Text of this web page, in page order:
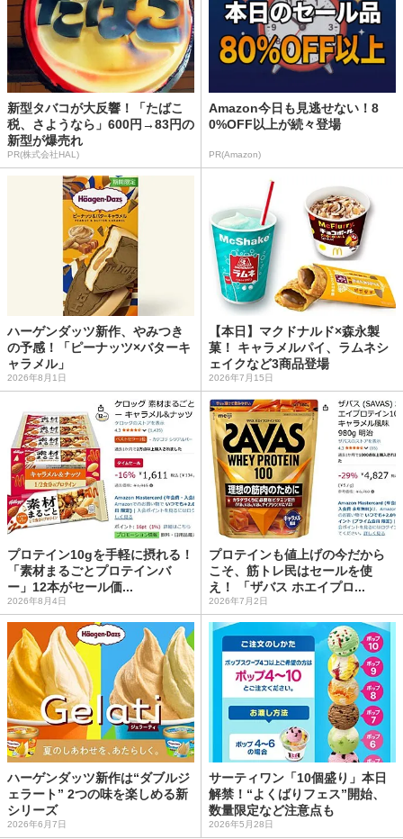
新型タバコが大反響！「たばこ
税、さようなら」600円→83円の
新型が爆売れ
PR(株式会社HAL)
Amazon今日も見逃せない！8
0%OFF以上が続々登場
PR(Amazon)
ハーゲンダッツ新作、やみつき
の予感！「ピーナッツ×バターキ
ャラメル」
2026年8月1日
【本日】マクドナルド×森永製
菓！ キャラメルパイ、ラムネシ
ェイクなど3商品登場
2026年7月15日
プロテイン10gを手軽に摂れる！
「素材まるごとプロテインバ
ー」12本がセール価...
2026年8月4日
プロテインも値上げの今だから
こそ、筋トレ民はセールを使
え！ 「ザバス ホエイプロ...
2026年7月2日
ハーゲンダッツ新作は“ダブルジ
ェラート” 2つの味を楽しめる新
シリーズ
2026年6月7日
サーティワン「10個盛り」本日
解禁！“よくばりフェス”開始、
数量限定など注意点も
2026年5月28日